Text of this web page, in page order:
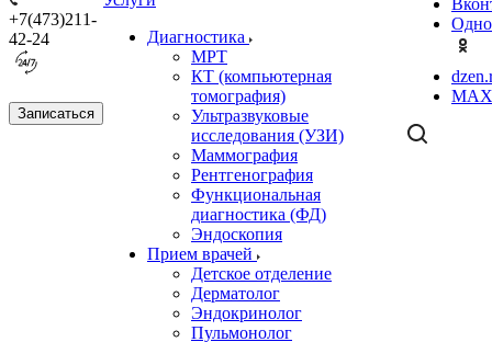
+7(473)211-
42-24
Записаться
Диагностика
МРТ
КТ (компьютерная
томография)
Ультразвуковые
исследования (УЗИ)
Маммография
Рентгенография
Функциональная
диагностика (ФД)
Эндоскопия
Прием врачей
Детское отделение
Дерматолог
Эндокринолог
Пульмонолог